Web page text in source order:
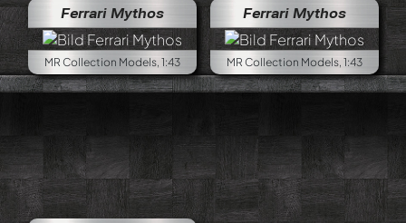
Ferrari Mythos
MR Collection Models, 1:43
Ferrari Mythos
MR Collection Models, 1:43